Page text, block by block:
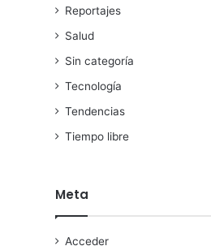
Reportajes
Salud
Sin categoría
Tecnología
Tendencias
Tiempo libre
Meta
Acceder